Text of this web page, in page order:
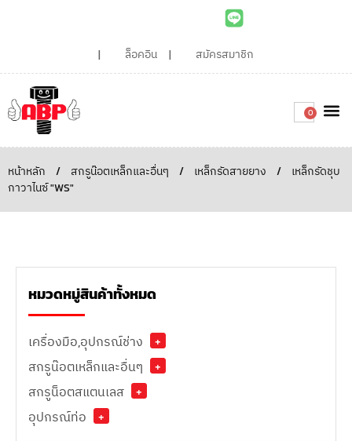
ล็อคอิน สมัครสมาชิก
0
หน้าหลัก / สกรูน๊อตเหล็กและอื่นๆ / เหล็กรัดสายยาง /
เหล็กรัดชุบ
กาวาไนซ์ "WS"
หมวดหมู่สินค้าทั้งหมด
เครื่องมือ,อุปกรณ์ช่าง
+
สกรูน๊อตเหล็กและอื่นๆ
+
สกรูน็อตสแตนเลส
+
อุปกรณ์ท่อ
+